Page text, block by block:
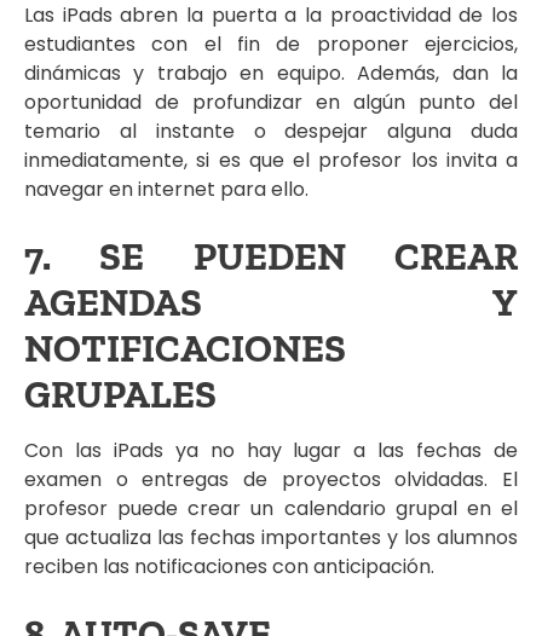
Las iPads abren la puerta a la proactividad de los
estudiantes con el fin de proponer ejercicios,
dinámicas y trabajo en equipo. Además, dan la
oportunidad de profundizar en algún punto del
temario al instante o despejar alguna duda
inmediatamente, si es que el profesor los invita a
navegar en internet para ello.
7. SE PUEDEN CREAR
AGENDAS Y
NOTIFICACIONES
GRUPALES
Con las iPads ya no hay lugar a las fechas de
examen o entregas de proyectos olvidadas. El
profesor puede crear un calendario grupal en el
que actualiza las fechas importantes y los alumnos
reciben las notificaciones con anticipación.